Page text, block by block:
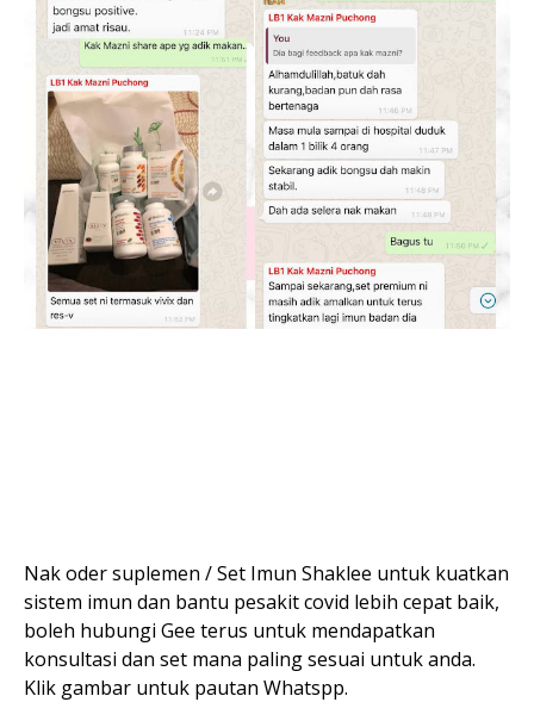
Nak oder suplemen / Set Imun Shaklee untuk kuatkan
sistem imun dan bantu pesakit covid lebih cepat baik,
boleh hubungi Gee terus untuk mendapatkan
konsultasi dan set mana paling sesuai untuk anda.
Klik gambar untuk pautan Whatspp.